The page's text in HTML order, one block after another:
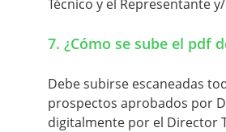
Técnico y el Representante
7. ¿Cómo se sube el pdf
Debe subirse escaneadas
prospectos aprobados por
digitalmente por el Director